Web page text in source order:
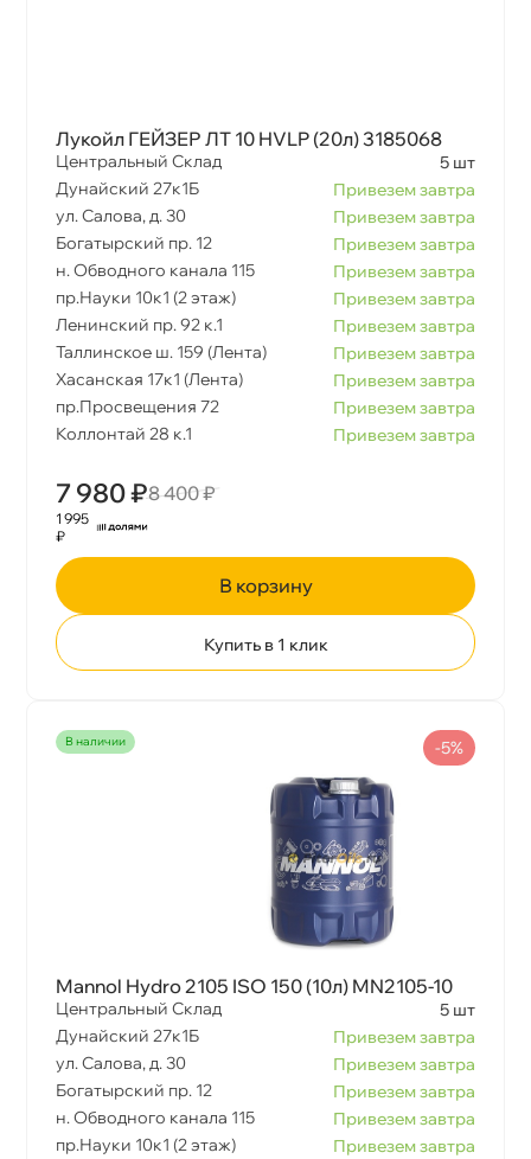
Лукойл ГЕЙЗЕР ЛТ 10 HVLP (20л) 3185068
Центральный Склад
5 шт
Дунайский 27к1Б
Привезем завтра
ул. Салова, д. 30
Привезем завтра
Богатырский пр. 12
Привезем завтра
н. Обводного канала 115
Привезем завтра
пр.Науки 10к1 (2 этаж)
Привезем завтра
Ленинский пр. 92 к.1
Привезем завтра
Таллинское ш. 159 (Лента)
Привезем завтра
Хасанская 17к1 (Лента)
Привезем завтра
пр.Просвещения 72
Привезем завтра
Коллонтай 28 к.1
Привезем завтра
7 980 ₽8 400 ₽
1 995
₽
корзину
Купить в 1 клик
наличии
Mannol Hydro 2105 ISO 150 (10л) MN2105-10
Центральный Склад
5 шт
Дунайский 27к1Б
Привезем завтра
ул. Салова, д. 30
Привезем завтра
Богатырский пр. 12
Привезем завтра
н. Обводного канала 115
Привезем завтра
пр.Науки 10к1 (2 этаж)
Привезем завтра
-5%